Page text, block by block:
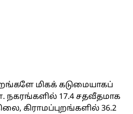
மிகக் கடுமையாகப்
நகரங்களில் 17.4 சதவீதமாக
கிராமப்புறங்களில் 36.2